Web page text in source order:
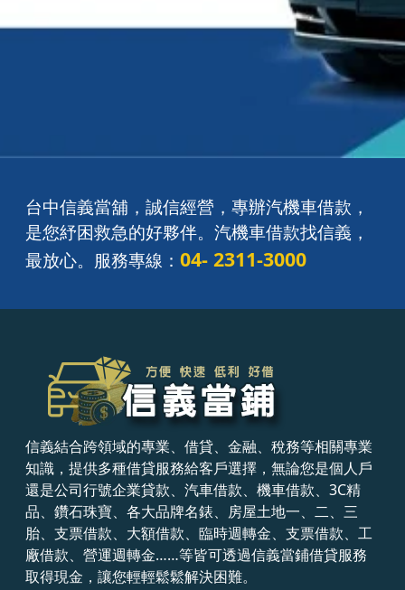
台中信義當舖，誠信經營，專辦汽機車借款，
是您紓困救急的好夥伴。 汽機車借款找信義，
最放心。服務專線： 04- 2311-3000
信義結合跨領域的專業、借貸、金融、稅務等相關專業
知識，提供多種借貸服務給客戶選擇，無論您是個人戶
還是公司行號企業貸款、汽車借款、機車借款、3C精
品、鑽石珠寶、各大品牌名錶、房屋土地一、二、三
胎、支票借款、大額借款、臨時週轉金、支票借款、工
廠借款、營運週轉金……等皆可透過信義當鋪借貸服務
取得現金，讓您輕輕鬆鬆解決困難。